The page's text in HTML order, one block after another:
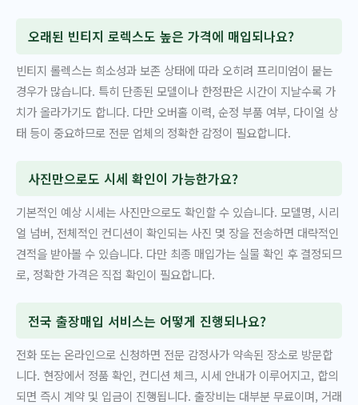
오래된 빈티지 로렉스도 높은 가격에 매입되나요?
빈티지 롤렉스는 희소성과 보존 상태에 따라 오히려 프리미엄이 붙는
경우가 많습니다. 특히 단종된 모델이나 한정판은 시간이 지날수록 가
치가 올라가기도 합니다. 다만 오버홀 이력, 순정 부품 여부, 다이얼 상
태 등이 중요하므로 전문 업체의 정확한 감정이 필요합니다.
사진만으로도 시세 확인이 가능한가요?
기본적인 예상 시세는 사진만으로도 확인할 수 있습니다. 모델명, 시리
얼 넘버, 전체적인 컨디션이 확인되는 사진 몇 장을 전송하면 대략적인
견적을 받아볼 수 있습니다. 다만 최종 매입가는 실물 확인 후 결정되므
로, 정확한 가격은 직접 확인이 필요합니다.
전국 출장매입 서비스는 어떻게 진행되나요?
전화 또는 온라인으로 신청하면 전문 감정사가 약속된 장소로 방문합
니다. 현장에서 정품 확인, 컨디션 체크, 시세 안내가 이루어지고, 합의
되면 즉시 계약 및 입금이 진행됩니다. 출장비는 대부분 무료이며, 거래